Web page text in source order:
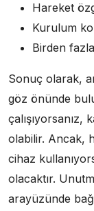
Hareket
Kurulum
Birden
Sonuç olarak,
göz önünde
çalışıyorsanız,
olabilir. Ancak,
cihaz
olacaktır.
arayüzünde